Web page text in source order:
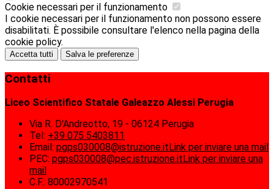
Cookie necessari per il funzionamento
I cookie necessari per il funzionamento non possono essere
disabilitati. È possibile consultare l'elenco nella pagina della
cookie policy.
Accetta tutti Salva le preferenze
Contatti
Liceo Scientifico Statale Galeazzo Alessi Perugia
Via R. D'Andreotto, 19 - 06124 Perugia
Tel: +39 075 5403811
Email: pgps030008@istruzione.it Link per inviare una mail
PEC: pgps030008@pec.istruzione.it Link per inviare una
mail
C.F.: 80002970541